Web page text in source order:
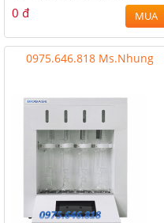
0 đ MUA
0975.646.818 Ms.Nhung